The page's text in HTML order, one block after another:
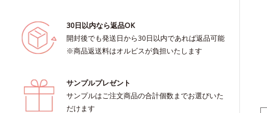
30日以内なら返品OK
開封後でも発送日から30日以内であれば返品可能
※商品返送料はオルビスが負担いたします
サンプルプレゼント
サンプルはご注文商品の合計個数までお選びいた
だけます